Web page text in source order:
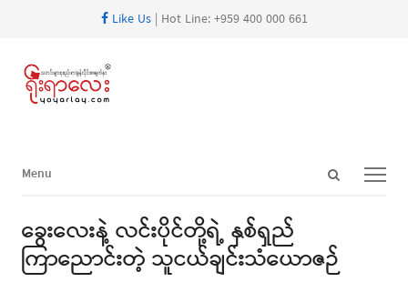
Like Us| Hot Line: +959 400 000 661
Open
Menu
Menu
ခွေးလေးနဲ့ လင်းပိုင်တို့ရဲ့ နှစ်ရှည်
ကြာညောင်းတဲ့ သူငယ်ချင်းသံယောဇဉ်